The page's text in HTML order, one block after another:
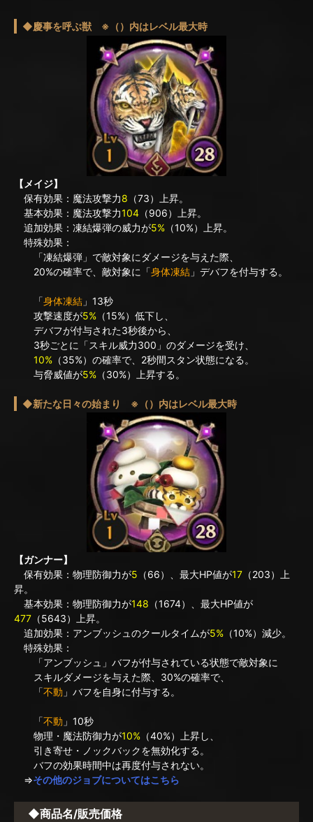
◆慶事を呼ぶ獣 ※（）内はレベル最大時
【メイジ】
保有効果：魔法攻撃力8 （73）上昇。
基本効果：魔法攻撃力104 （906）上昇。
追加効果：凍結爆弾の威力が5% （10%）上昇。
特殊効果：
「凍結爆弾」で敵対象にダメージを与えた際、
20%の確率で、敵対象に「身体凍結 」デバフを付与する。
「身体凍結 」13秒
攻撃速度が5% （15%）低下し、
デバフが付与された3秒後から、
3秒ごとに「スキル威力300」のダメージを受け、
10% （35%）の確率で、2秒間スタン状態になる。
与脅威値が5% （30%）上昇する。
◆新たな日々の始まり ※（）内はレベル最大時
【ガンナー】
保有効果：物理防御力が5 （66）、最大HP値が17 （203）上
昇。
基本効果：物理防御力が148 （1674）、最大HP値が
477 （5643）上昇。
追加効果：アンブッシュのクールタイムが5% （10%）減少。
特殊効果：
「アンブッシュ」バフが付与されている状態で敵対象に
スキルダメージを与えた際、30%の確率で、
「不動 」バフを自身に付与する。
「不動 」10秒
物理・魔法防御力が10% （40%）上昇し、
引き寄せ・ノックバックを無効化する。
バフの効果時間中は再度付与されない。
⇒その他のジョブについてはこちら
◆商品名/販売価格